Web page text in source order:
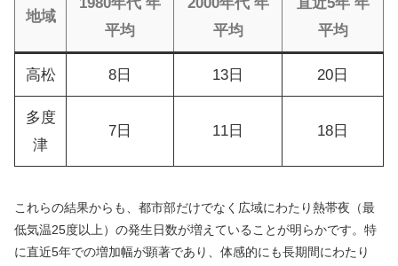
地域
平均
平均
平均
高松 8日 13日 20日
多度
津
7日 11日 18日
これらの結果からも、都市部だけでなく広域にわたり熱帯夜（最
低気温25度以上）の発生日数が増えていることが明らかです。特
に直近5年での増加幅が顕著であり、体感的にも長期間にわたり